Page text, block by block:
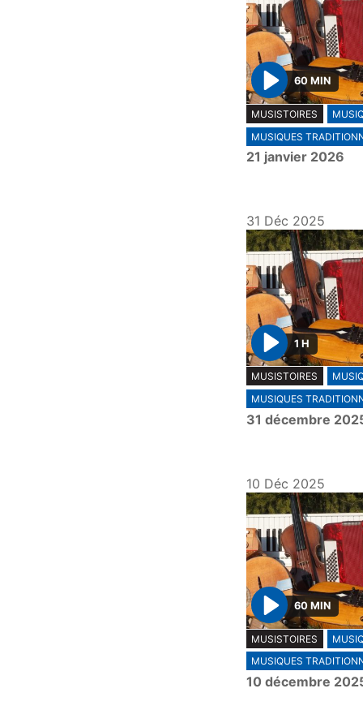
P
l
a
y
60 MIN
MUSISTOIRES
MUSIQUES
21 janvier 2026
31 Déc 2025
P
l
a
y
1 H
MUSISTOIRES
MUSIQUES
31 décembre
10 Déc 2025
P
l
a
y
60 MIN
MUSISTOIRES
MUSIQUES
10 décembre